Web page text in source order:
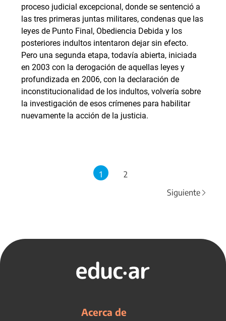
proceso judicial excepcional, donde se sentenció a
las tres primeras juntas militares, condenas que las
leyes de Punto Final, Obediencia Debida y los
posteriores indultos intentaron dejar sin efecto.
Pero una segunda etapa, todavía abierta, iniciada
en 2003 con la derogación de aquellas leyes y
profundizada en 2006, con la declaración de
inconstitucionalidad de los indultos, volvería sobre
la investigación de esos crímenes para habilitar
nuevamente la acción de la justicia.
1
2
Siguiente
Acerca de